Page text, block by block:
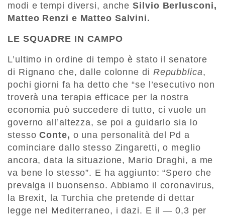
modi e tempi diversi, ancheSilvio Berlusconi,
Matteo Renzi e Matteo Salvini.
LE SQUADRE IN CAMPO
L’ultimo in ordine di tempo è stato il senatore
di Rignano che, dalle colonne di Repubblica,
pochi giorni fa ha detto che “se l’esecutivo non
troverà una terapia efficace per la nostra
economia può succedere di tutto, ci vuole un
governo all’altezza, se poi a guidarlo sia lo
stesso Conte, o una personalità del Pd a
cominciare dallo stesso Zingaretti, o meglio
ancora, data la situazione, Mario Draghi, a me
va bene lo stesso”. E ha aggiunto: “Spero che
prevalga il buonsenso. Abbiamo il coronavirus,
la Brexit, la Turchia che pretende di dettar
legge nel Mediterraneo, i dazi. E il — 0,3 per